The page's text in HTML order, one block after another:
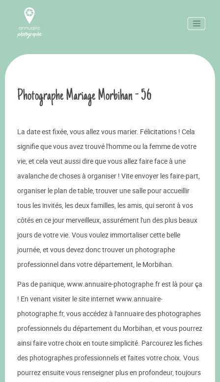
Photographe Mariage Morbihan - 56
La date est fixée, vous allez vous marier. Félicitations ! Cela
signifie que vous avez trouvé l'homme ou la femme de votre
vie, et cela veut aussi dire que vous allez faire face à une
avalanche de choses à organiser ! Vite envoyer les faire-part,
organiser le plan de table, trouver une salle pour accueillir
tous les invités, les deux familles, les amis, qui seront à vos
côtés en ce jour merveilleux, assurément l'un des plus beaux
jours de votre vie. Vous voulez immortaliser cette belle
journée, et vous devez donc trouver un photographe
professionnel dans votre département, le Morbihan.
Pas de panique, www.annuaire-photographe.fr est là pour ça
! En venant visiter le site internet www.annuaire-
photographe.fr, vous accédez à l'annuaire des photographes
professionnels du département du Morbihan, et vous pourrez
ainsi faire votre choix en toute simplicité. Parcourez les fiches
des photographes professionnels et faites votre choix. Vous
pourrez ensuite vous renseigner plus en profondeur, toujours